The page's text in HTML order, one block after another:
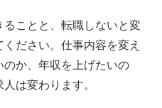
ることと、転職しないと変
ださい。仕事内容を変え
か、年収を上げたいの
は変わります。